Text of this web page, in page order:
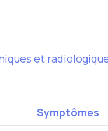
et
Symptômes